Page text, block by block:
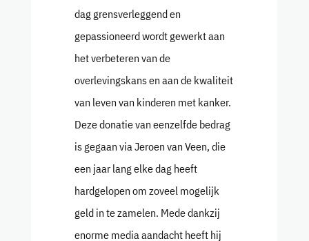
dag grensverleggend en
gepassioneerd wordt gewerkt aan
het verbeteren van de
overlevingskans en aan de kwaliteit
van leven van kinderen met kanker.
Deze donatie van eenzelfde bedrag
is gegaan via Jeroen van Veen, die
een jaar lang elke dag heeft
hardgelopen om zoveel mogelijk
geld in te zamelen. Mede dankzij
enorme media aandacht heeft hij